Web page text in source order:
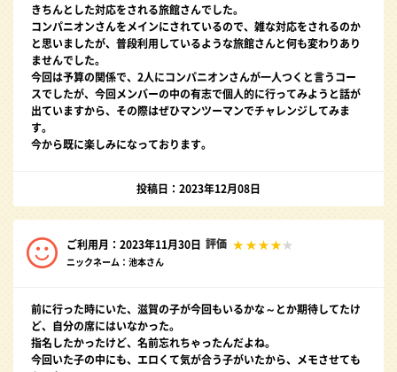
きちんとした対応をされる旅館さんでした。
コンパニオンさんをメインにされているので、雑な対応をされるのか
と思いましたが、普段利用しているような旅館さんと何も変わりあり
ませんでした。
今回は予算の関係で、2人にコンパニオンさんが一人つくと言うコー
スでしたが、今回メンバーの中の有志で個人的に行ってみようと話が
出ていますから、その際はぜひマンツーマンでチャレンジしてみま
す。
今から既に楽しみになっております。
投稿日：2023年12月08日
ご利用月：2023年11月30日 評価
ニックネーム：池本さん
前に行った時にいた、滋賀の子が今回もいるかな～とか期待してたけ
ど、自分の席にはいなかった。
指名したかったけど、名前忘れちゃったんだよね。
今回いた子の中にも、エロくて気が合う子がいたから、メモさせても